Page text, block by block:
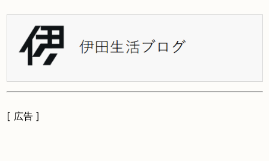
[ 広告 ]